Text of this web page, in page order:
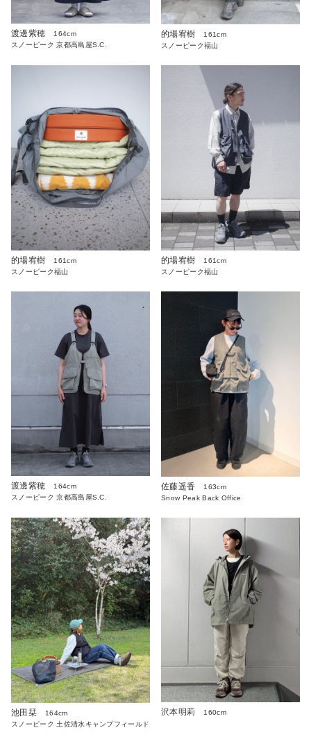
渡邊紫穂
164cm
スノーピーク 京都高島屋S.C.
的場宥樹
161cm
スノーピーク福山
的場宥樹
161cm
スノーピーク福山
的場宥樹
161cm
スノーピーク福山
渡邊紫穂
164cm
スノーピーク 京都高島屋S.C.
佐藤遥香
163cm
Snow Peak Back Office
池田栞
164cm
スノーピーク 土佐清水キャンプフィールド
沢本明莉 160cm